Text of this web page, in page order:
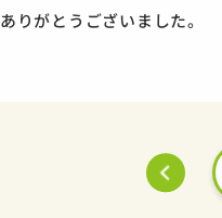
ありがとうございました。